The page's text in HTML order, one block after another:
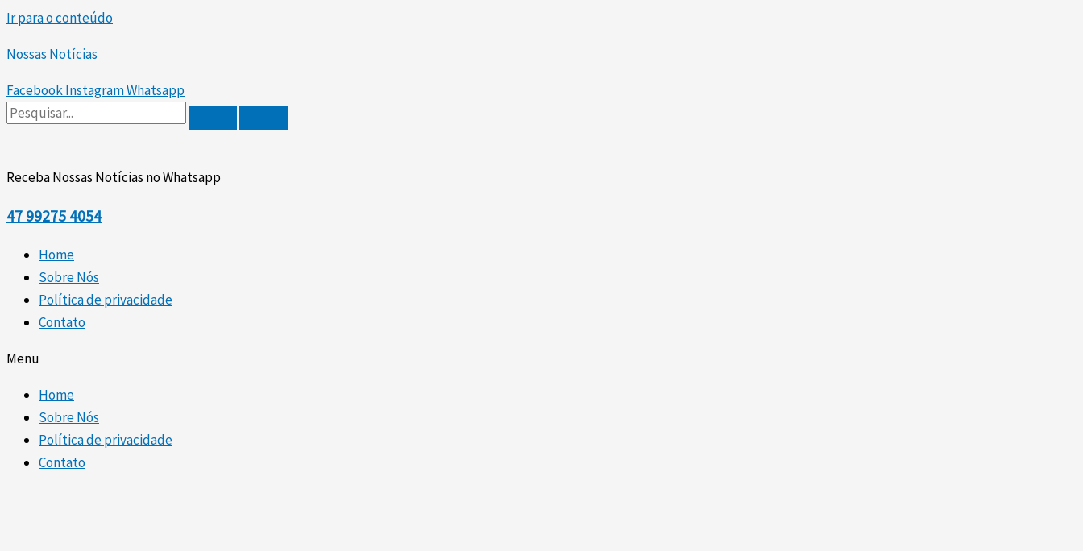
Ir para o conteúdo
Nossas Notícias
FacebookInstagramWhatsapp
Receba Nossas Notícias no Whatsapp
47 99275 4054
Home
Sobre Nós
Política de privacidade
Contato
Menu
Home
Sobre Nós
Política de privacidade
Contato